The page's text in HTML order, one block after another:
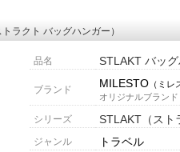
トラクト バッグハンガー）
品名 STLAKT バッ
ブランド MILESTO （ミレ
オリジナルブランド
シリーズ STLAKT（スト
ジャンル トラベル